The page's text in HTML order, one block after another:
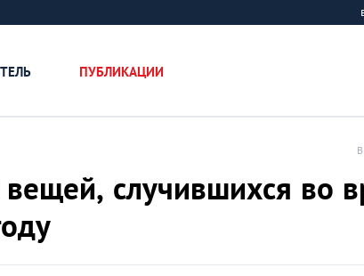
ПУБЛИКАЦИИ
случившихся во